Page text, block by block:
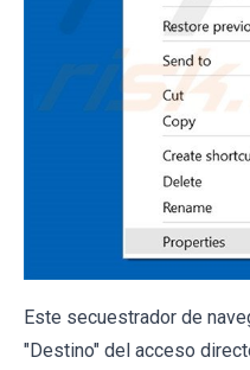
Este secuestrador de
"Destino" del acceso